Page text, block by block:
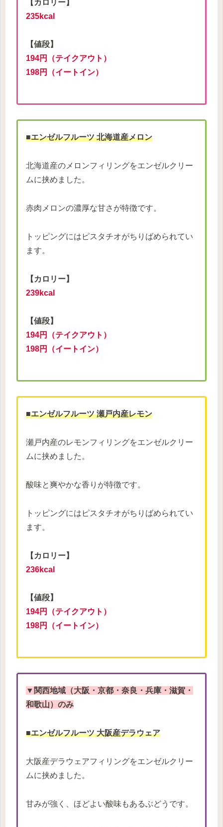
【カロリー】
235kcal
【値段】
194円（テイクアウト）
198円（イートイン）
■エンゼルフルーツ 北海道産メロン
北海道産のメロンフィリングをエンゼルクリー
ムに挟めました。
赤肉メロンの濃厚な甘さが特徴です。
トッピングにはピスタチオがちりばめられてい
ます。
【カロリー】
239kcal
【値段】
194円（テイクアウト）
198円（イートイン）
■エンゼルフルーツ 瀬戸内産レモン
瀬戸内産のレモンフィリングをエンゼルクリー
ムに挟めました。
酸味と爽やかな香りが特徴です。
トッピングにはピスタチオがちりばめられてい
ます。
【カロリー】
236kcal
【値段】
194円（テイクアウト）
198円（イートイン）
▼関西地域（大阪・京都・奈良・兵庫・滋賀・
和歌山）のみ
■エンゼルフルーツ 大阪産デラウェア
大阪産デラウェアフィリングをエンゼルクリー
ムに挟めました。
甘みが強く、ほどよい酸味もあるぶどうです。